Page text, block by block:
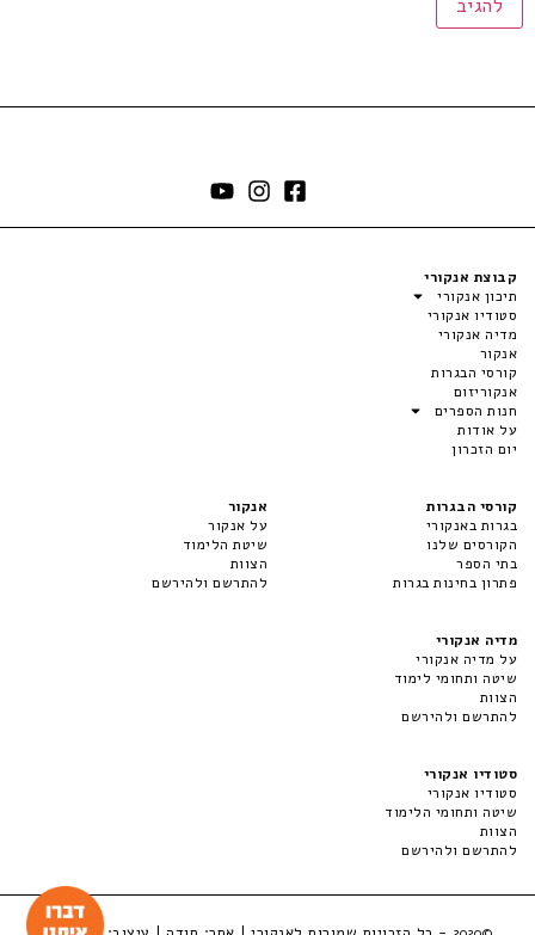
קבוצת אנקורי
תיכון אנקורי
סטודיו אנקורי
מדיה אנקורי
אנקור
קורסי הבגרות
אנקוריזום
חנות הספרים
על אודות
יום הזכרון
קורסי הבגרות
בגרות באנקורי
הקורסים שלנו
בתי הספר
פתרון בחינות בגרות
אנקור
על אנקור
שיטת הלימוד
הצוות
להתרשם ולהירשם
מדיה אנקורי
על מדיה אנקורי
שיטה ותחומי לימוד
הצוות
להתרשם ולהירשם
סטודיו אנקורי
סטודיו אנקורי
שיטה ותחומי הלימוד
הצוות
להתרשם ולהירשם